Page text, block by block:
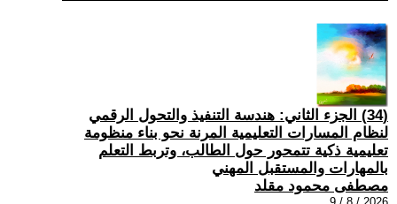
(34) الجزء الثاني: هندسة التنفيذ والتحول الرقمي
لنظام المسارات التعليمية المرنة نحو بناء منظومة
تعليمية ذكية تتمحور حول الطالب، وتربط التعلم
بالمهارات والمستقبل المهني
مصطفى محمود مقلد